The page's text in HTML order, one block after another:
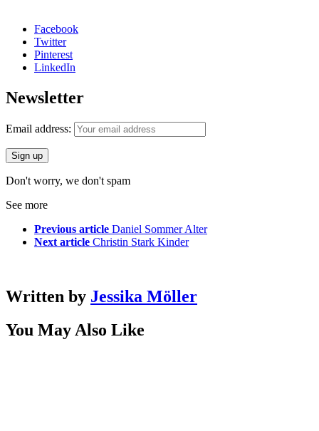
Facebook
Twitter
Pinterest
LinkedIn
Newsletter
Email address:
Don't worry, we don't spam
See more
Previous article Daniel Sommer Alter
Next article Christin Stark Kinder
Written by Jessika Möller
You May Also Like